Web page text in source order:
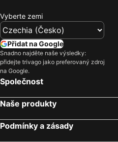
Vyberte zemi
Přidat na Google
Snadno najděte naše výsledky:
přidejte trivago jako preferovaný zdroj
na Google.
Společnost
Naše produkty
Podmínky a zásady